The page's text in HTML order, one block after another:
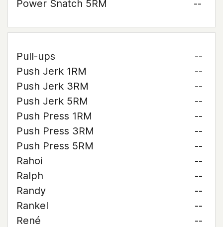
Power Snatch 5RM
--
Pull-ups
--
Push Jerk 1RM
--
Push Jerk 3RM
--
Push Jerk 5RM
--
Push Press 1RM
--
Push Press 3RM
--
Push Press 5RM
--
Rahoi
--
Ralph
--
Randy
--
Rankel
--
René
--